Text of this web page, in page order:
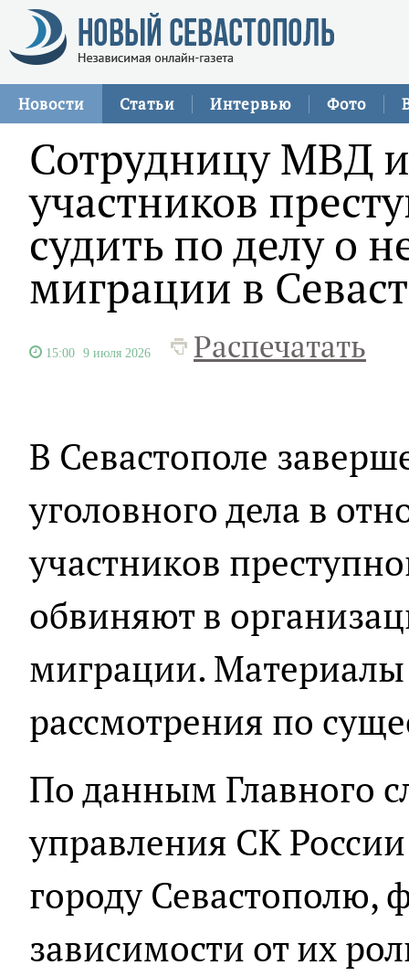
Новости Статьи Интервью Фото
Сотрудницу МВД
участников
судить по делу о
миграции в
15:00 9 июля 2026 Распечатать
В Севастополе
уголовного дела в
участников
обвиняют в
миграции.
рассмотрения по
По данным Главного
управления СК
городу Севастополю,
зависимости от их